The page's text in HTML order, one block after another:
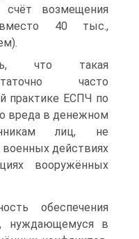
возмещения
40 тыс.,
что такая
часто
практике ЕСПЧ по
вреда в денежном
лиц, не
действиях
вооружённых
обеспечения
нуждающемуся в